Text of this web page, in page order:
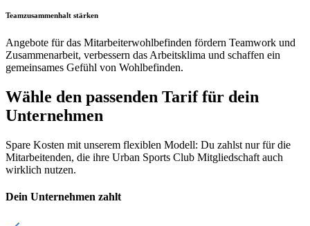
Teamzusammenhalt stärken
Angebote für das Mitarbeiterwohlbefinden fördern Teamwork und
Zusammenarbeit, verbessern das Arbeitsklima und schaffen ein
gemeinsames Gefühl von Wohlbefinden.
Wähle den passenden Tarif für dein
Unternehmen
Spare Kosten mit unserem flexiblen Modell: Du zahlst nur für die
Mitarbeitenden, die ihre Urban Sports Club Mitgliedschaft auch
wirklich nutzen.
Dein Unternehmen zahlt